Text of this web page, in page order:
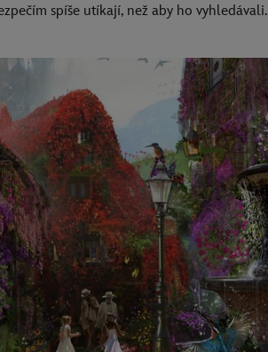
spíše utíkají, než aby ho vyhledávali.